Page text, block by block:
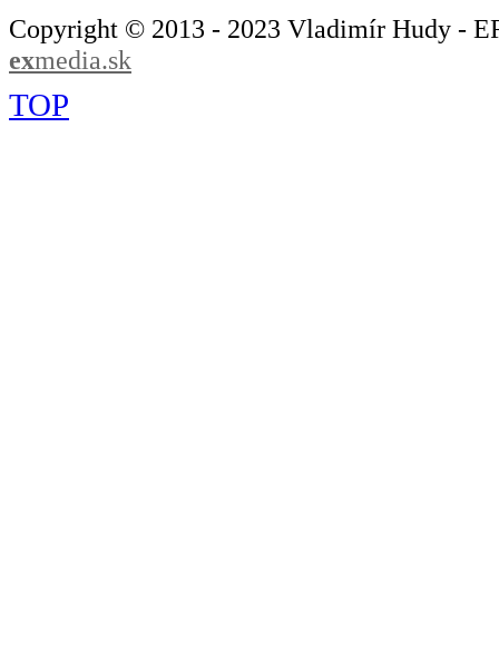
Copyright © 2013 - 2023 Vladimír Hudy -
exmedia.sk
TOP